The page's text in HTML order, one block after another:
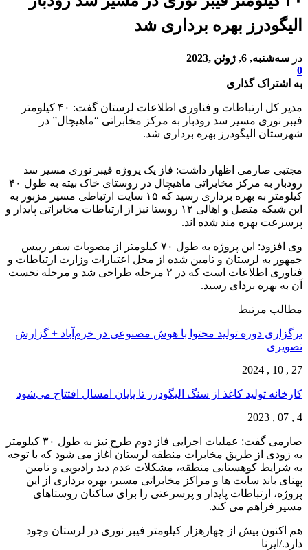
الیگودرز بهره برداری شد
در سه‌شنبه, 6, ژوئن ,2023
0
به اشتراک گذاری
مدیر کل ارتباطات و فناوری اطلاعات لرستان گفت: ۴۰ کیلومتر
فیبر نوری مسیر سد رودبار به مرکز مخابراتی “ماهیچال” در
شهرستان الیگودرز بهره برداری شد.
مجتبی صارمی اظهار داشت: فاز یک پروژه فیبر نوری مسیر سد
رودبار به مرکز مخابراتی ماهیچال در روستای خاک بیته به طول ۴۰
کیلومتر به بهره برداری رسید که ۱۵ سایت ارتباطی مسیر مزبور به
این شبکه متصل و اهالی ۱۲ روستا نیز از ارتباطات مخابراتی پایدار و
پرسرعت بهره مند شده اند.
وی افزود: این پروژه به طول ۷۰ کیلومتر از مصوبات سفر رییس
جمهور به لرستان و تامین شده از محل اعتبارات وزارت ارتباطات و
فناوری اطلاعات است که در ۲ مرحله طراحی شد و مرحله نخست
آن به بهره بردای رسید.
مطالب مرتبط
برگزاری دوره تولید محتوا با هوش مصنوعی در خرم‌آباد + گزارش
تصویری
27 , 10 , 2024
کارخانه تولید کاغذ از سنگ الیگودرز تا پایان امسال افتتاح می‌شود
4 , 07 , 2023
صارمی گفت: عملیات اجرایی فاز دوم طرح نیز به طول ۳۰ کیلومتر
به زودی از طریق مخابرات منطقه لرستان آغاز می شود که با توجه
به شرایط کوهستانی منطقه، مشکلات عدم دید رادیویی و تامین
پهنای باند سایت ها و مراکز مخابراتی مسیر، بهره برداری از این
پروژه، ارتباطات پایدار و پرسرعتی را برای ساکنان روستاهای
مسیر فراهم می کند.
هم اکنون بیش از چهارهزار کیلومتر فیبر نوری در لرستان وجود
دارد./ایرنا